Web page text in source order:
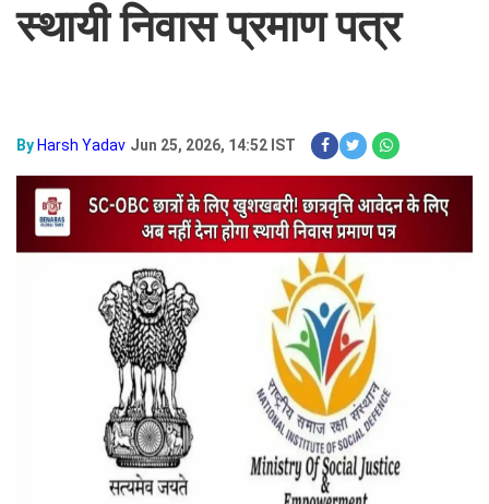
स्थायी निवास प्रमाण पत्र
By Harsh Yadav Jun 25, 2026, 14:52 IST